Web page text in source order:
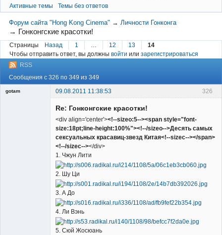
Новости
Пользователи
Поиск
Активные темы
Темы без ответов
Форум сайта "Hong Kong Cinema" →Личности Гонконга
→ Гонконгские красотки!
Страницы Назад 1 12 13
14
Чтобы отправить ответ, вы должны войти или зарегистрироваться
RSS
Сообщения с 326 по 349 из 349
326
gotam
09.08.2011 11:38:53
Re: Гонконгские красотки!
<div align='center'><!--sizeo:5--><span style="font-
size:18pt;line-height:100%"><!--/sizeo-->Десять самых
сексуальных красавиц-звезд Китая<!--sizec--></span>
<!--/sizec--></div>
1. Чжун Лити
2. Шу Ци
3. А До
4. Ли Вэнь
5. Сюй Жосюань